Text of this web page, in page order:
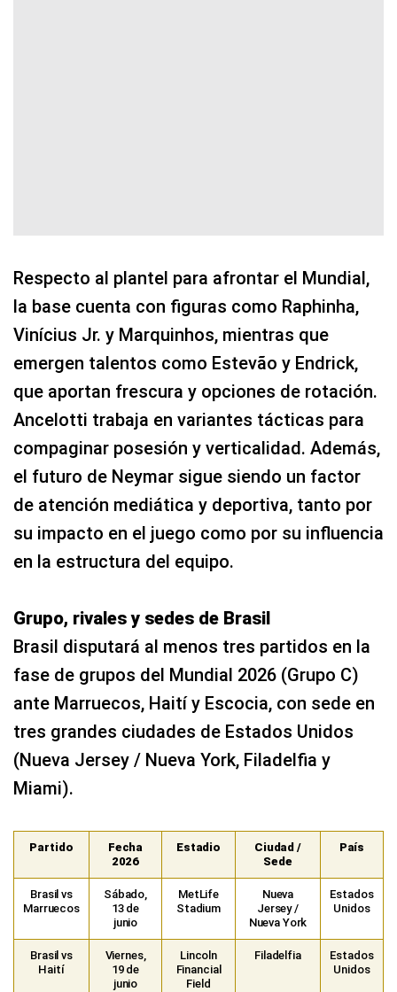
Respecto al plantel para afrontar el Mundial,
la base cuenta con figuras como Raphinha,
Vinícius Jr. y Marquinhos, mientras que
emergen talentos como Estevão y Endrick,
que aportan frescura y opciones de rotación.
Ancelotti trabaja en variantes tácticas para
compaginar posesión y verticalidad. Además,
el futuro de Neymar sigue siendo un factor
de atención mediática y deportiva, tanto por
su impacto en el juego como por su influencia
en la estructura del equipo.
Grupo, rivales y sedes de Brasil
Brasil disputará al menos tres partidos en la
fase de grupos del Mundial 2026 (Grupo C)
ante Marruecos, Haití y Escocia, con sede en
tres grandes ciudades de Estados Unidos
(Nueva Jersey / Nueva York, Filadelfia y
Miami).
Partido
Fecha
2026
Estadio
Ciudad /
Sede
País
Brasil vs
Marruecos
Sábado,
13 de
junio
MetLife
Stadium
Nueva
Jersey /
Nueva York
Estados
Unidos
Brasil vs
Haití
Viernes,
19 de
junio
Lincoln
Financial
Field
Filadelfia
Estados
Unidos